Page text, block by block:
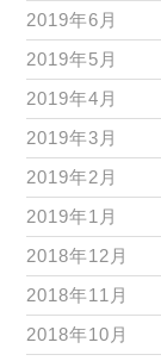
2019年6月
2019年5月
2019年4月
2019年3月
2019年2月
2019年1月
2018年12月
2018年11月
2018年10月